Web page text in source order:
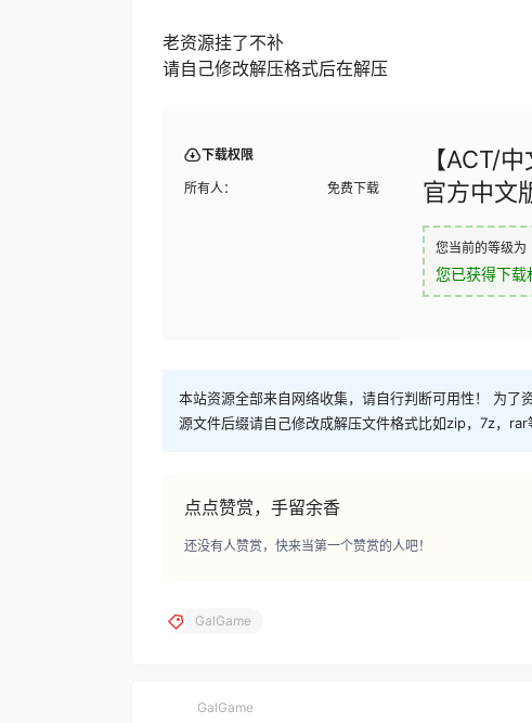
老资源挂了不补
请自己修改解压格式后在解压
下载权限
所有人： 免费下载
【ACT/
官方中文
您当前的等级为
您已获得下载
本站资源全部来自网络收集，请自行判断可用性！ 为
源文件后缀请自己修改成解压文件格式比如zip，7z，rar
点点赞赏，手留余香
还没有人赞赏，快来当第一个赞赏的人吧！
GalGame
GalGame